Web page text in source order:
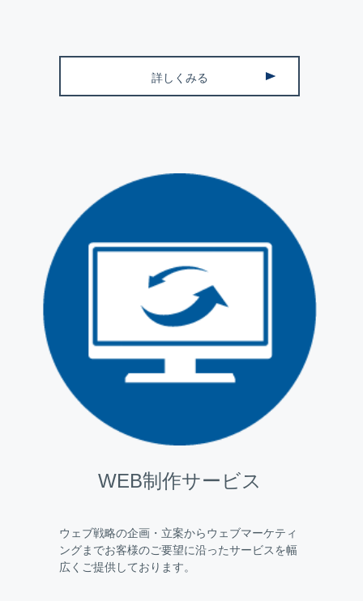
詳しくみる
WEB制作サービス
ウェブ戦略の企画・立案からウェブマーケティ
ングまでお客様のご要望に沿ったサービスを幅
広くご提供しております。